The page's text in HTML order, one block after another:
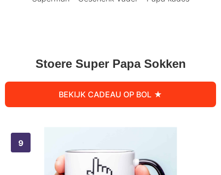
Stoere Super Papa Sokken
BEKIJK CADEAU OP BOL